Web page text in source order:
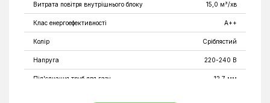
Витрата повітря внутрішнього блоку 15,0 м³/хв
Клас енергоефективності A++
Колір Сріблястий
Напруга 220-240 В
Під'єднання труб для газу 12,7 мм